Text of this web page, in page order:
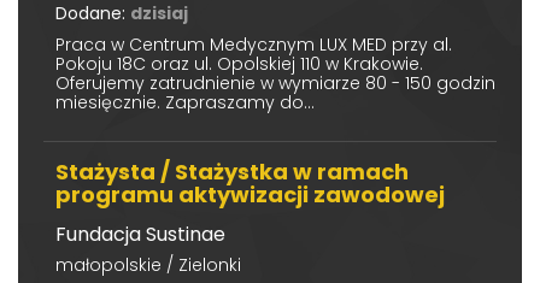
Dodane: dzisiaj
Praca w Centrum Medycznym LUX MED przy al.
Pokoju 18C oraz ul. Opolskiej 110 w Krakowie.
Oferujemy zatrudnienie w wymiarze 80 - 150 godzin
miesięcznie. Zapraszamy do...
Stażysta / Stażystka w ramach
programu aktywizacji zawodowej
Fundacja Sustinae
małopolskie / Zielonki